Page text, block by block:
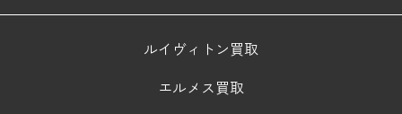
ルイヴィトン買取
エルメス買取